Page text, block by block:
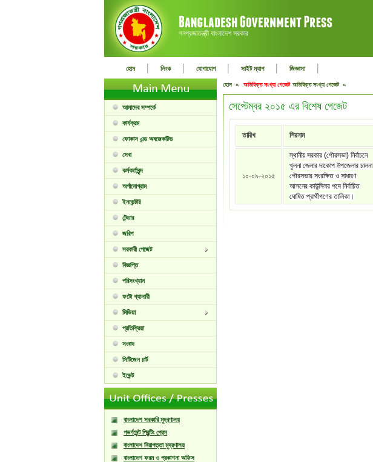
গনপ্রজাতন্ত্রী বাংলাদেশ সরকার
হোম | লিংক | যোগাযোগ | সাইট ম্যাপ | জিজ্ঞাসা |
আমাদের সম্পর্কে
কার্যক্রম
ফোকাস এন্ড অবজেকটিভ
সেবা
কর্মকর্তাবৃন্দ
অর্গানোগ্রাম
ইনভেন্টরি
টেন্ডার
জরিপ
সরকারী গেজেট
বিজ্ঞপ্তি
পরিসংখ্যান
ফটো গ্যালারী
মিডিয়া
প্রতিক্রিয়া
সংবাদ
সিটিজেন চার্ট
ইভেন্ট
বাংলাদেশ সরকারি মুদ্রণালয়
গভর্ণমেন্ট প্রিন্টিং প্রেস
বাংলাদেশ নিরাপত্তা মুদ্রণালয়
বাংলাদেশ ফরম ও প্রকাশনা অফিস
হোম » অতিরিক্ত সংখ্যা গেজেট অতিরিক্ত সংখ্যা গেজেট »
সেপ্টেম্বর ২০১৫ এর বিশেষ গেজেট
তারিখ শিরনাম
১০-০৯-২০১৫
স্থানীয় সরকার (পৌরসভা) নির্বাচনে
খুলনা জেলার দাকোপ উপজেলার চালনা
পৌরসভার সংরক্ষিত ও সাধারণ
আসনের কাউন্সিলর পদে নির্বাচিত
ঘোষিত প্রার্থীগণের তালিকা।